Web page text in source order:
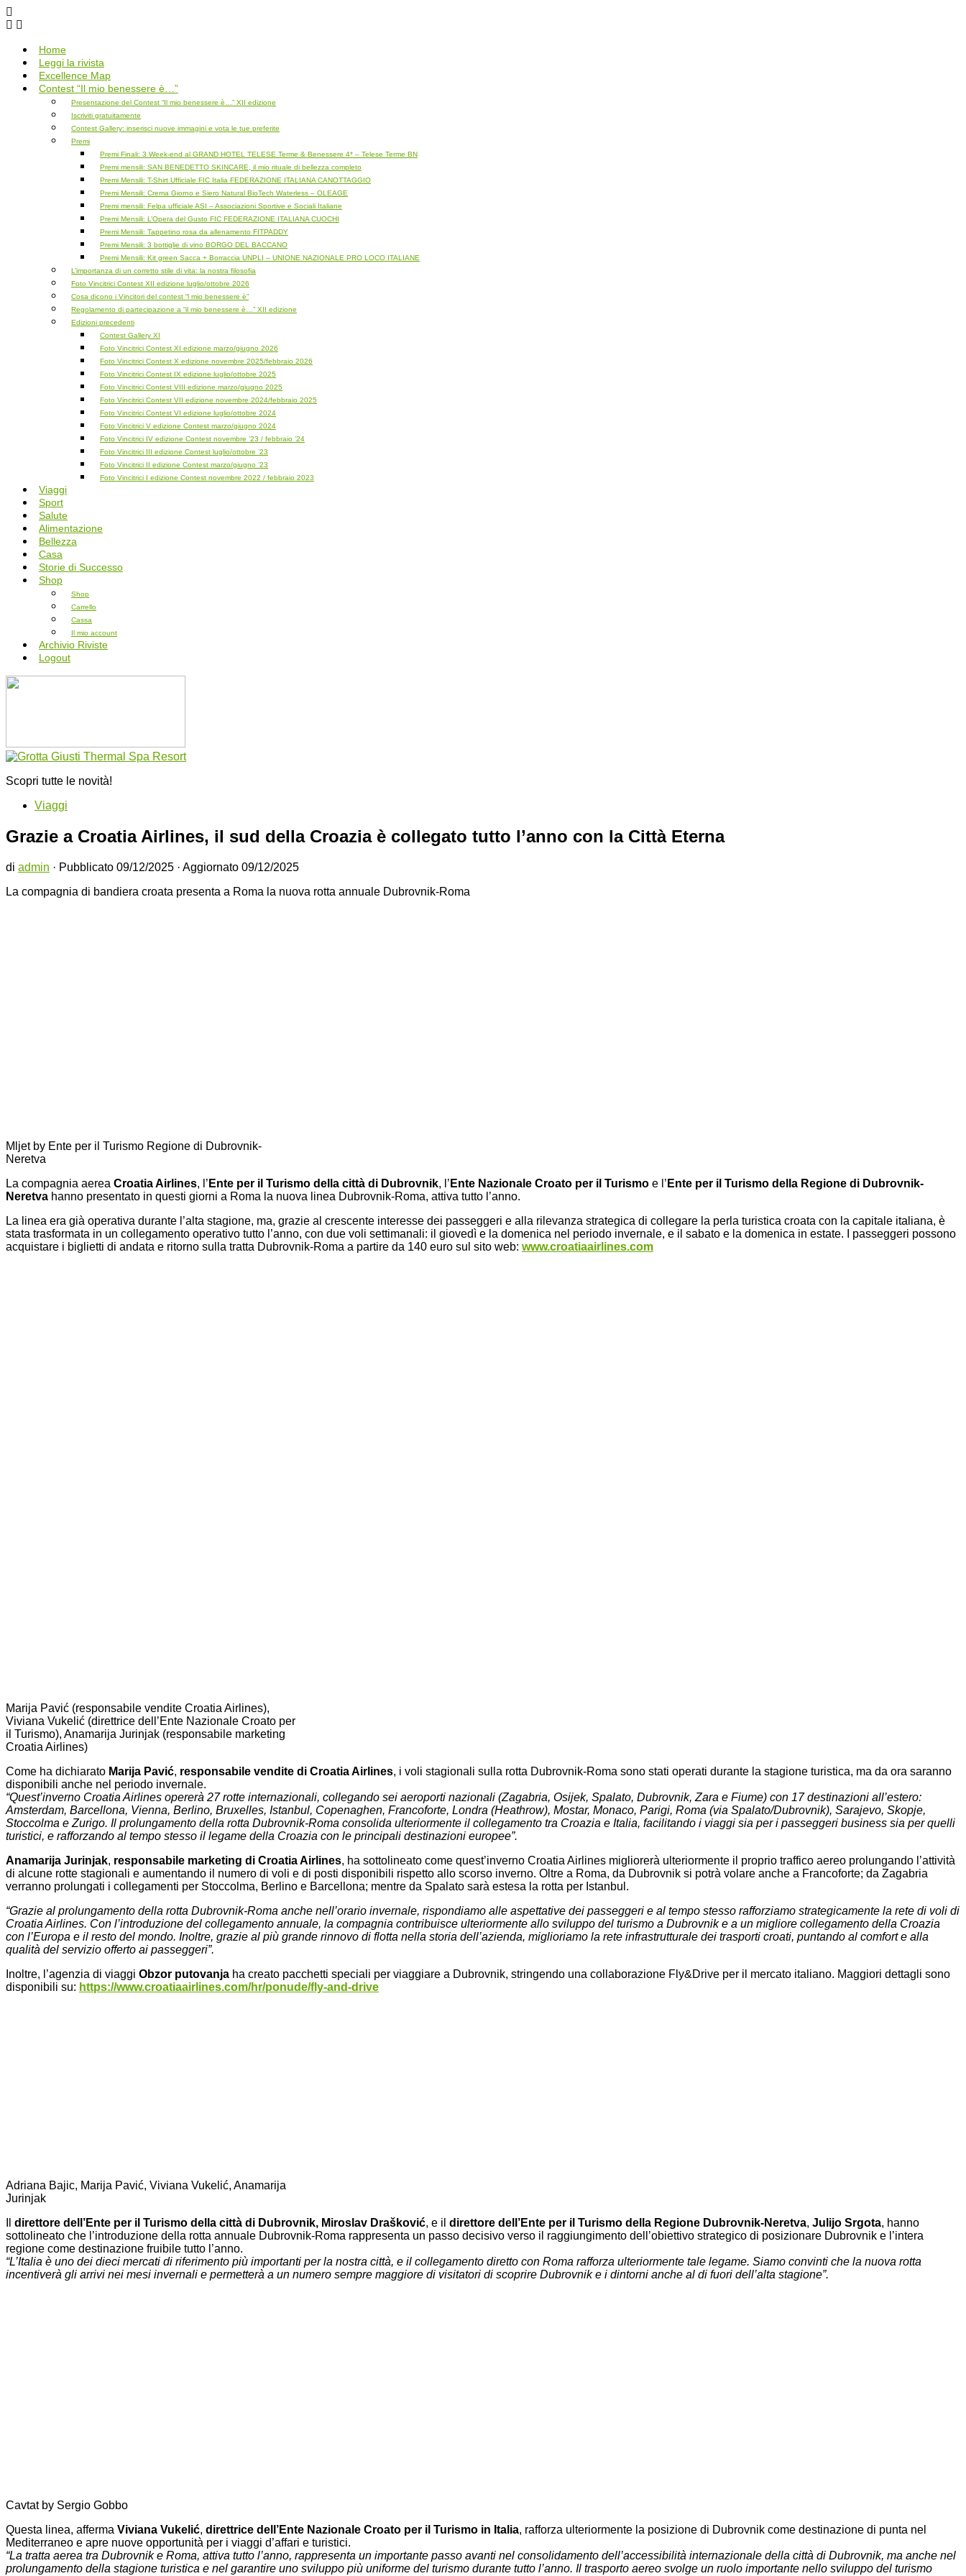
Salta
al
Home
Leggi la rivista
Excellence Map
Contest “Il mio benessere è…”
Presentazione del Contest “Il mio benessere è…” XII edizione
Iscriviti gratuitamente
Contest Gallery: inserisci nuove immagini e vota le tue preferite
Premi
Premi Finali: 3 Week-end al GRAND HOTEL TELESE Terme & Benessere 4* – Telese Terme BN
Premi mensili: SAN BENEDETTO SKINCARE, il mio rituale di bellezza completo
Premi Mensili: T-Shirt Ufficiale FIC Italia FEDERAZIONE ITALIANA CANOTTAGGIO
Premi Mensili: Crema Giorno e Siero Natural BioTech Waterless – OLEAGE
Premi mensili: Felpa ufficiale ASI – Associazioni Sportive e Sociali Italiane
Premi Mensili: L’Opera del Gusto FIC FEDERAZIONE ITALIANA CUOCHI
Premi Mensili: Tappetino rosa da allenamento FITPADDY
Premi Mensili: 3 bottiglie di vino BORGO DEL BACCANO
Premi Mensili: Kit green Sacca + Borraccia UNPLI – UNIONE NAZIONALE PRO LOCO ITALIANE
L’importanza di un corretto stile di vita: la nostra filosofia
Foto Vincitrici Contest XII edizione luglio/ottobre 2026
Cosa dicono i Vincitori del contest “l mio benessere è”
Regolamento di partecipazione a “il mio benessere è…” XII edizione
Edizioni precedenti
Contest Gallery XI
Foto Vincitrici Contest XI edizione marzo/giugno 2026
Foto Vincitrici Contest X edizione novembre 2025/febbraio 2026
Foto Vincitrici Contest IX edizione luglio/ottobre 2025
Foto Vincitrici Contest VIII edizione marzo/giugno 2025
Foto Vincitrici Contest VII edizione novembre 2024/febbraio 2025
Foto Vincitrici Contest VI edizione luglio/ottobre 2024
Foto Vincitrici V edizione Contest marzo/giugno 2024
Foto Vincitrici IV edizione Contest novembre ’23 / febbraio ’24
Foto Vincitrici III edizione Contest luglio/ottobre ’23
Foto Vincitrici II edizione Contest marzo/giugno ’23
Foto Vincitrici I edizione Contest novembre 2022 / febbraio 2023
Viaggi
Sport
Salute
Alimentazione
Bellezza
Casa
Storie di Successo
Shop
Shop
Carrello
Cassa
Il mio account
Archivio Riviste
Logout
Scopri tutte le novità!
Viaggi
Grazie a Croatia Airlines, il sud della Croazia è collegato tutto l’anno con la Città Eterna
di admin · Pubblicato 09/12/2025 · Aggiornato 09/12/2025
La compagnia di bandiera croata presenta a Roma la nuova rotta annuale Dubrovnik-Roma
Mljet by Ente per il Turismo Regione di Dubrovnik-
Neretva
La compagnia aerea Croatia Airlines, l’ Ente per il Turismo della città di Dubrovnik, l’ Ente Nazionale Croato per il Turismo e l’ Ente per il Turismo della Regione di Dubrovnik-
Neretva hanno presentato in questi giorni a Roma la nuova linea Dubrovnik-Roma, attiva tutto l’anno.
La linea era già operativa durante l’alta stagione, ma, grazie al crescente interesse dei passeggeri e alla rilevanza strategica di collegare la perla turistica croata con la capitale italiana, è
stata trasformata in un collegamento operativo tutto l’anno, con due voli settimanali: il giovedì e la domenica nel periodo invernale, e il sabato e la domenica in estate. I passeggeri possono
acquistare i biglietti di andata e ritorno sulla tratta Dubrovnik-Roma a partire da 140 euro sul sito web: www.croatiaairlines.com
Marija Pavić (responsabile vendite Croatia Airlines),
Viviana Vukelić (direttrice dell’Ente Nazionale Croato per
il Turismo), Anamarija Jurinjak (responsabile marketing
Croatia Airlines)
Come ha dichiarato Marija Pavić, responsabile vendite di Croatia Airlines, i voli stagionali sulla rotta Dubrovnik-Roma sono stati operati durante la stagione turistica, ma da ora saranno
disponibili anche nel periodo invernale.
“Quest’inverno Croatia Airlines opererà 27 rotte internazionali, collegando sei aeroporti nazionali (Zagabria, Osijek, Spalato, Dubrovnik, Zara e Fiume) con 17 destinazioni all’estero:
Amsterdam, Barcellona, Vienna, Berlino, Bruxelles, Istanbul, Copenaghen, Francoforte, Londra (Heathrow), Mostar, Monaco, Parigi, Roma (via Spalato/Dubrovnik), Sarajevo, Skopje,
Stoccolma e Zurigo. Il prolungamento della rotta Dubrovnik-Roma consolida ulteriormente il collegamento tra Croazia e Italia, facilitando i viaggi sia per i passeggeri business sia per quelli
turistici, e rafforzando al tempo stesso il legame della Croazia con le principali destinazioni europee”.
Anamarija Jurinjak, responsabile marketing di Croatia Airlines, ha sottolineato come quest’inverno Croatia Airlines migliorerà ulteriormente il proprio traffico aereo prolungando l’attività
di alcune rotte stagionali e aumentando il numero di voli e di posti disponibili rispetto allo scorso inverno. Oltre a Roma, da Dubrovnik si potrà volare anche a Francoforte; da Zagabria
verranno prolungati i collegamenti per Stoccolma, Berlino e Barcellona; mentre da Spalato sarà estesa la rotta per Istanbul.
“Grazie al prolungamento della rotta Dubrovnik-Roma anche nell’orario invernale, rispondiamo alle aspettative dei passeggeri e al tempo stesso rafforziamo strategicamente la rete di voli di
Croatia Airlines. Con l’introduzione del collegamento annuale, la compagnia contribuisce ulteriormente allo sviluppo del turismo a Dubrovnik e a un migliore collegamento della Croazia
con l’Europa e il resto del mondo. Inoltre, grazie al più grande rinnovo di flotta nella storia dell’azienda, miglioriamo la rete infrastrutturale dei trasporti croati, puntando al comfort e alla
qualità del servizio offerto ai passeggeri”.
Inoltre, l’agenzia di viaggi Obzor putovanja ha creato pacchetti speciali per viaggiare a Dubrovnik, stringendo una collaborazione Fly&Drive per il mercato italiano. Maggiori dettagli sono
disponibili su: https://www.croatiaairlines.com/hr/ponude/fly-and-drive
Adriana Bajic, Marija Pavić, Viviana Vukelić, Anamarija
Jurinjak
direttore dell’Ente per il Turismo della città di Dubrovnik, Miroslav Drašković, e il direttore dell’Ente per il Turismo della Regione Dubrovnik-Neretva, Julijo Srgota, hanno
sottolineato che l’introduzione della rotta annuale Dubrovnik-Roma rappresenta un passo decisivo verso il raggiungimento dell’obiettivo strategico di posizionare Dubrovnik e l’intera
regione come destinazione fruibile tutto l’anno.
“L’Italia è uno dei dieci mercati di riferimento più importanti per la nostra città, e il collegamento diretto con Roma rafforza ulteriormente tale legame. Siamo convinti che la nuova rotta
incentiverà gli arrivi nei mesi invernali e permetterà a un numero sempre maggiore di visitatori di scoprire Dubrovnik e i dintorni anche al di fuori dell’alta stagione”.
Cavtat by Sergio Gobbo
Questa linea, afferma Viviana Vukelić, direttrice dell’Ente Nazionale Croato per il Turismo in Italia, rafforza ulteriormente la posizione di Dubrovnik come destinazione di punta nel
Mediterraneo e apre nuove opportunità per i viaggi d’affari e turistici.
“La tratta aerea tra Dubrovnik e Roma, attiva tutto l’anno, rappresenta un importante passo avanti nel consolidamento dell’accessibilità internazionale della città di Dubrovnik, ma anche nel
prolungamento della stagione turistica e nel garantire uno sviluppo più uniforme del turismo durante tutto l’anno. Il trasporto aereo svolge un ruolo importante nello sviluppo del turismo